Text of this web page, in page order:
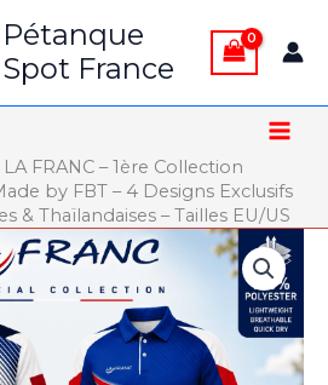
Pétanque
Spot France
LA FRANC – 1ère Collection
by FBT – 4 Designs Exclusifs
& Thaïlandaises – Tailles EU/US